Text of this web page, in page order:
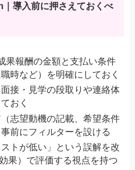
導入前に押さえておくべ
果報酬の金額と支払い条件
時など）を明確にしておく
接・見学の段取りや連絡体
おく
志望動機の記載、希望条件
前にフィルターを設ける
ストが低い」という誤解を改
果）で評価する視点を持つ